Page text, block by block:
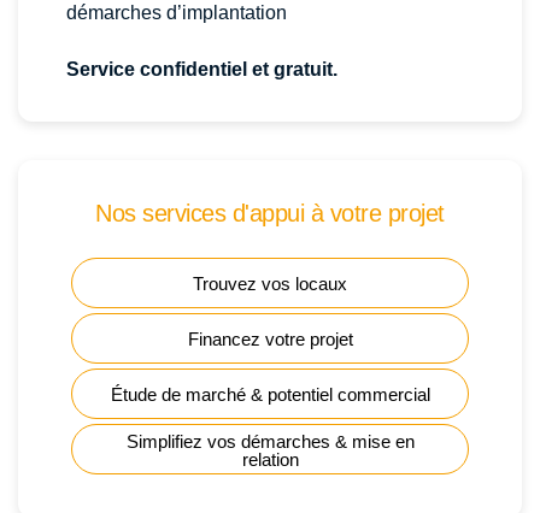
démarches d’implantation
Service confidentiel et gratuit.
Nos services d'appui à votre projet
Trouvez vos locaux
Financez votre projet
Étude de marché & potentiel commercial
Simplifiez vos démarches & mise en
relation